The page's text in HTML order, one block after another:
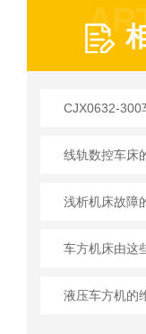
CJX0632-300
线轨数控车床
浅析机床故障
车方机床由这
液压车方机的